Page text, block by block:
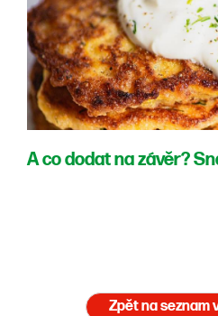
A co dodat na závěr?
Zpět na seznam